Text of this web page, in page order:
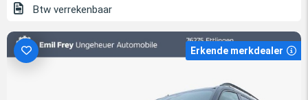
Btw verrekenbaar
Erkende merkdealer